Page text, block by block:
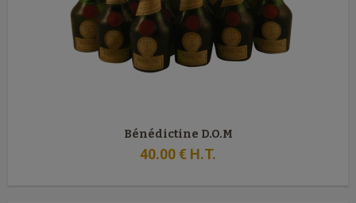
Bénédictine D.O.M
40.00€ H.T.